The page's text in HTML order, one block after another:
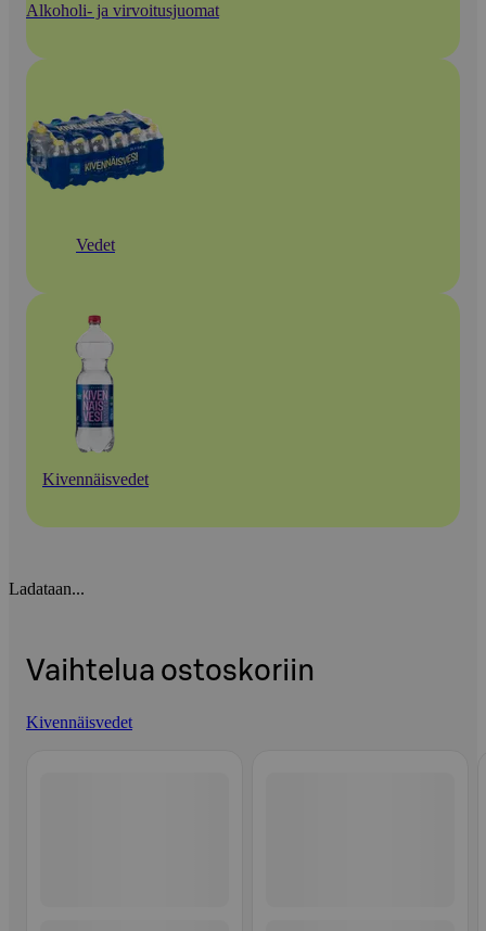
Alkoholi- ja virvoitusjuomat
Vedet
Kivennäisvedet
Ladataan...
Vaihtelua ostoskoriin
Kivennäisvedet